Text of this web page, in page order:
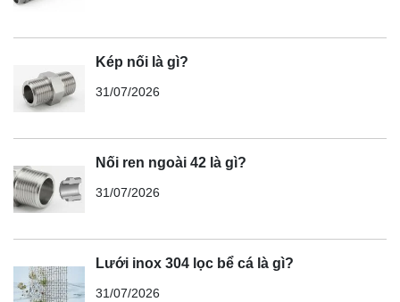
Kép nối là gì?
31/07/2026
Nối ren ngoài 42 là gì?
31/07/2026
Lưới inox 304 lọc bể cá là gì?
31/07/2026